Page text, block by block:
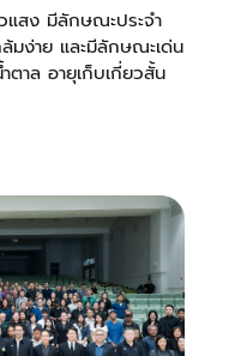
วแสง มีลักษณะประจำ
ง่าย และมีลักษณะเด่น
าล อายุเก็บเกี่ยวสั้น